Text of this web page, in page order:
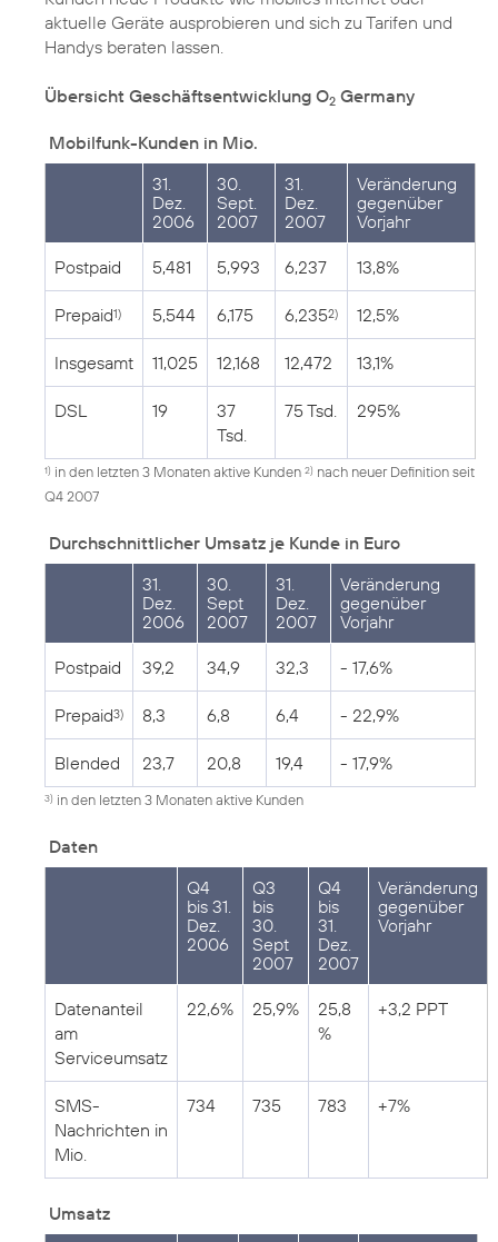
aktuelle Geräte ausprobieren und sich zu Tarifen und
Handys beraten lassen.
Übersicht Geschäftsentwicklung O2 Germany
Mobilfunk-Kunden in Mio.
31.
Dez.
2006
30.
Sept.
2007
31.
Dez.
2007
Veränderung
gegenüber
Vorjahr
Postpaid 5,481 5,993 6,237 13,8%
Prepaid1) 5,544 6,175 6,2352) 12,5%
Insgesamt 11,025 12,168 12,472 13,1%
DSL 19
37
Tsd.
75 Tsd. 295%
1) in den letzten 3 Monaten aktive Kunden 2) nach neuer Definition seit
Q4 2007
Durchschnittlicher Umsatz je Kunde in Euro
31.
Dez.
2006
30.
Sept
2007
31.
Dez.
2007
Veränderung
gegenüber
Vorjahr
Postpaid 39,2 34,9 32,3 - 17,6%
Prepaid3) 8,3 6,8 6,4 - 22,9%
Blended 23,7 20,8 19,4 - 17,9%
3) in den letzten 3 Monaten aktive Kunden
Daten
Q4
bis 31.
Dez.
2006
Q3
bis
30.
Sept
2007
Q4
bis
31.
Dez.
2007
Veränderung
gegenüber
Vorjahr
Datenanteil
am
Serviceumsatz
22,6% 25,9%
25,8
%
+3,2 PPT
SMS-
Nachrichten in
Mio.
734 735 783 +7%
Umsatz